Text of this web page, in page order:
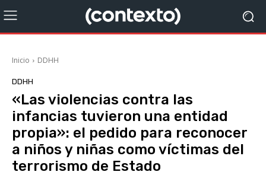
Inicio DDHH
DDHH
«Las violencias contra las
infancias tuvieron una entidad
propia»: el pedido para reconocer
a niños y niñas como víctimas del
terrorismo de Estado